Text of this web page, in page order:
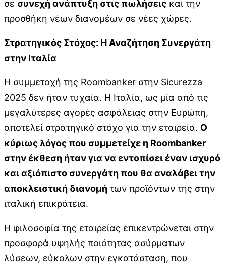
σε συνεχή ανάπτυξη στις πωλήσεις και την
προσθήκη νέων διανομέων σε νέες χώρες.
Στρατηγικός Στόχος: Η Αναζήτηση Συνεργάτη
στην Ιταλία
Η συμμετοχή της Roombanker στην Sicurezza
2025 δεν ήταν τυχαία. Η Ιταλία, ως μία από τις
μεγαλύτερες αγορές ασφάλειας στην Ευρώπη,
αποτελεί στρατηγικό στόχο για την εταιρεία. Ο
κύριως λόγος που συμμετείχε η Roombanker
στην έκθεση ήταν για να εντοπίσει έναν ισχυρό
και αξιόπιστο συνεργάτη που θα αναλάβει την
αποκλειστική διανομή των προϊόντων της στην
ιταλική επικράτεια.
Η φιλοσοφία της εταιρείας επικεντρώνεται στην
προσφορά υψηλής ποιότητας ασύρματων
λύσεων, εύκολων στην εγκατάσταση, που